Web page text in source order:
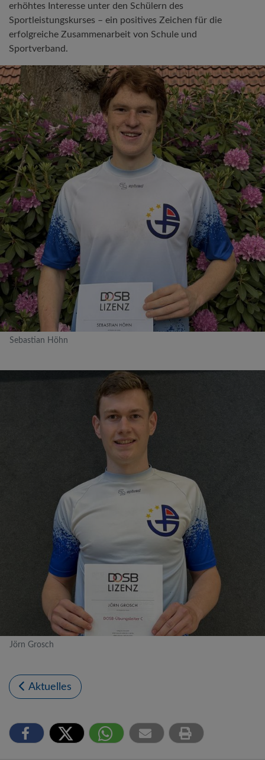
erhöhtes Interesse unter den Schülern des
Sportleistungskurses – ein positives Zeichen für die
erfolgreiche Zusammenarbeit von Schule und
Sportverband.
Sebastian Höhn
Jörn Grosch
Aktuelles